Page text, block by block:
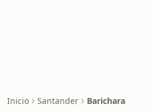
Inicio Santander Barichara